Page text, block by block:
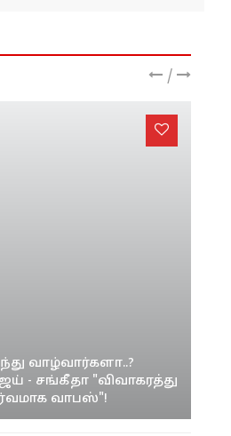
வாழ்வார்களா..?
- சங்கீதா "விவாகரத்து
வாபஸ்"!